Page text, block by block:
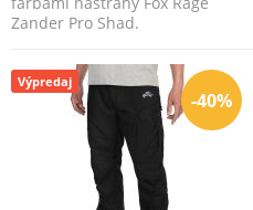
Zander Pro Shad.
-40%
Výpredaj